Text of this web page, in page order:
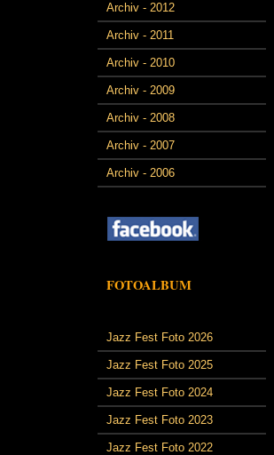
Archiv - 2012
Archiv - 2011
Archiv - 2010
Archiv - 2009
Archiv - 2008
Archiv - 2007
Archiv - 2006
FOTOALBUM
Jazz Fest Foto 2026
Jazz Fest Foto 2025
Jazz Fest Foto 2024
Jazz Fest Foto 2023
Jazz Fest Foto 2022